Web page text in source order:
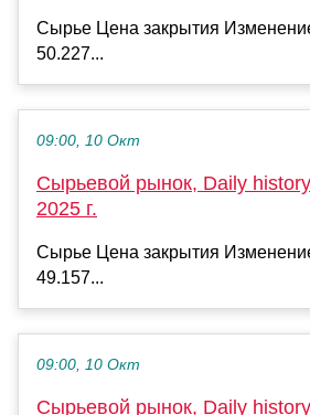
Сырье Цена закрытия
50.227...
09:00, 10 Окт
Сырьевой рынок, Daily
2025 г.
Сырье Цена закрытия
49.157...
09:00, 10 Окт
Сырьевой рынок, Daily